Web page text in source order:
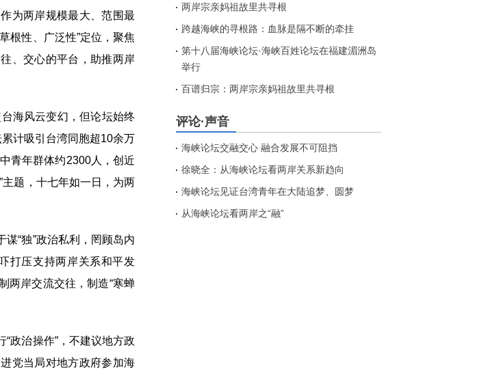
为两岸规模最大、范围最
根性、广泛性”定位，聚焦
、交心的平台，助推两岸
海风云变幻，但论坛始终
计吸引台湾同胞超10余万
青年群体约2300人，创近
题，十七年如一日，为两
“独”政治私利，罔顾岛内
打压支持两岸关系和平发
两岸交流交往，制造“寒蝉
治操作”，不建议地方政
党当局对地方政府参加海
两岸宗亲妈祖故里共寻根
跨越海峡的寻根路：血脉是隔不断的牵挂
第十八届海峡论坛·海峡百姓论坛在福建湄洲岛
举行
百谱归宗：两岸宗亲妈祖故里共寻根
评论·声音
海峡论坛交融交心 融合发展不可阻挡
徐晓全：从海峡论坛看两岸关系新趋向
海峡论坛见证台湾青年在大陆追梦、圆梦
从海峡论坛看两岸之“融”